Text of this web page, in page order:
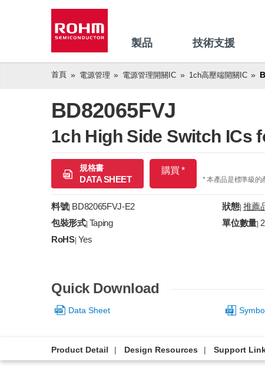
製品 技術支援
首頁 電源管理 電源管理開關IC 1ch高壓端開關IC
BD82065FVJ
1ch High Side Switch ICs
規格書
DATA SHEET
購買 *
* 本產品是標準級的
料號| BD82065FVJ-E2 狀態| 推薦
包裝形式| Taping 單位數量 |
RoHS| Yes
Quick Download
Data Sheet
Product Detail Design Resources Support